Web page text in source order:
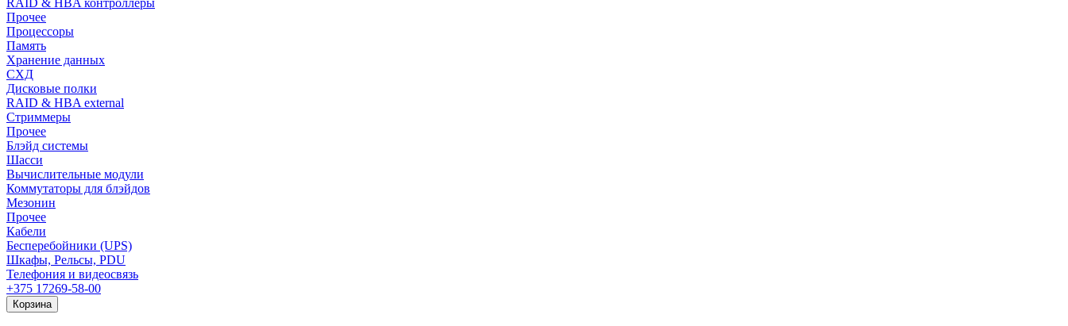
RAID & HBA контроллеры
Прочее
Процессоры
Память
Хранение данных
СХД
Дисковые полки
RAID & HBA external
Стриммеры
Прочее
Блэйд системы
Шасси
Вычислительные модули
Коммутаторы для блэйдов
Мезонин
Прочее
Кабели
Бесперебойники (UPS)
Шкафы, Рельсы, PDU
Телефония и видеосвязь
+375 17269-58-00
Корзина